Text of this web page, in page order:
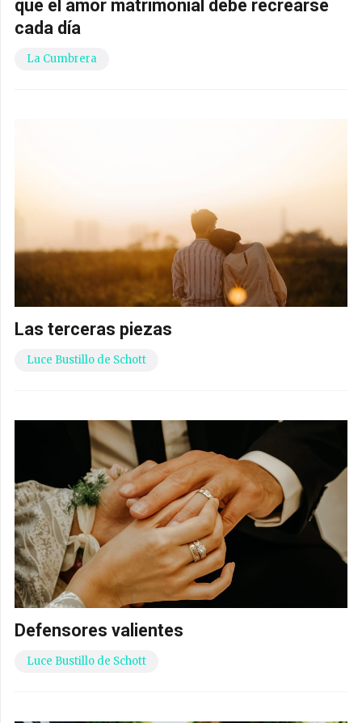
qué el amor matrimonial debe recrearse
cada día
La Cumbrera
Las terceras piezas
Luce Bustillo de Schott
Defensores valientes
Luce Bustillo de Schott